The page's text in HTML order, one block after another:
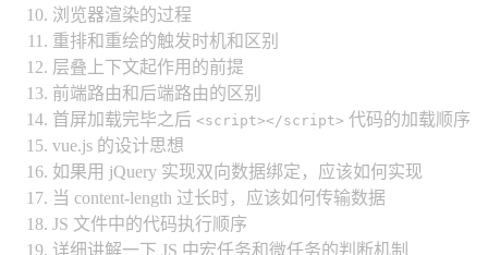
浏览器渲染的过程
重排和重绘的触发时机和区别
层叠上下文起作用的前提
前端路由和后端路由的区别
首屏加载完毕之后 <script></script> 代码的加载顺序
vue.js 的设计思想
如果用 jQuery 实现双向数据绑定，应该如何实现
当 content-length 过长时，应该如何传输数据
JS 文件中的代码执行顺序
详细讲解一下 JS 中宏任务和微任务的判断机制